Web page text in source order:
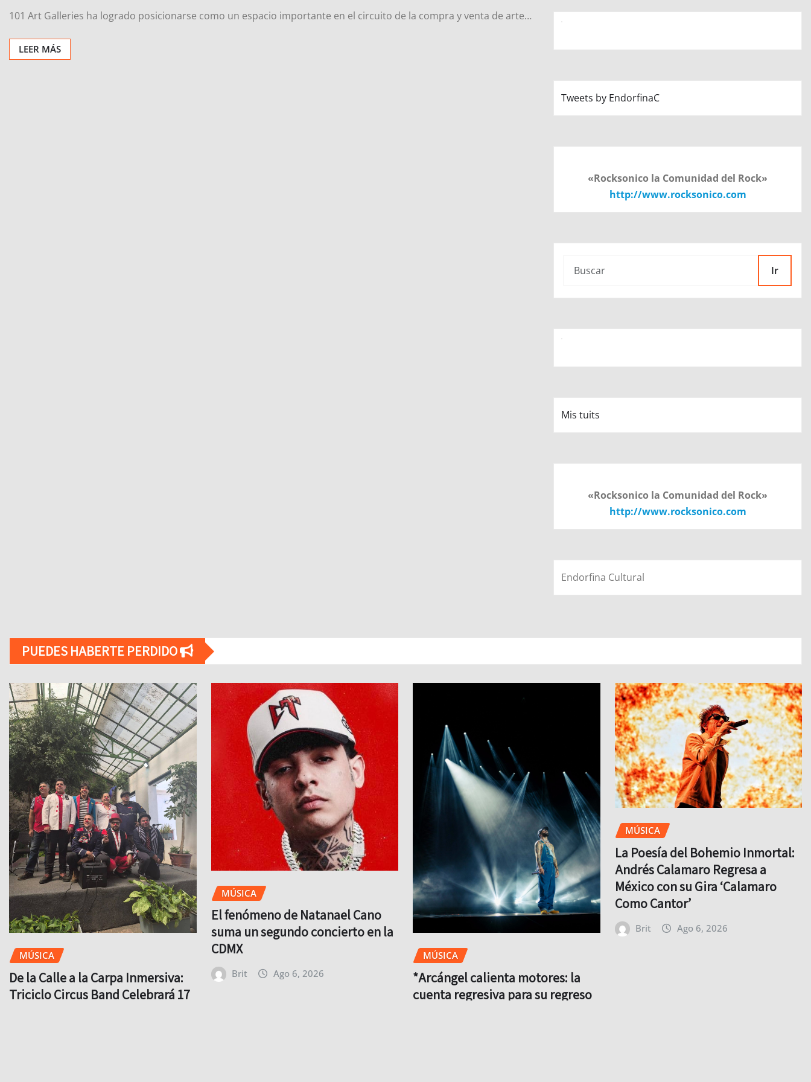
101 Art Galleries ha logrado posicionarse como un espacio importante en el circuito de la compra y venta de arte…
LEER MÁS
Tweets by EndorfinaC
«Rocksonico la Comunidad del Rock»
http://www.rocksonico.com
Ir
Mis tuits
«Rocksonico la Comunidad del Rock»
http://www.rocksonico.com
Endorfina Cultural
PUEDES HABERTE PERDIDO
MÚSICA
De la Calle a la Carpa Inmersiva:
Triciclo Circus Band Celebrará 17
MÚSICA
El fenómeno de Natanael Cano
suma un segundo concierto en la
CDMX
Brit Ago 6, 2026
MÚSICA
*Arcángel calienta motores: la
cuenta regresiva para su regreso
MÚSICA
La Poesía del Bohemio Inmortal:
Andrés Calamaro Regresa a
México con su Gira ‘Calamaro
Como Cantor’
Brit Ago 6, 2026